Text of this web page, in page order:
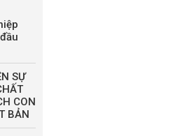
SỰ
CON
BẢN